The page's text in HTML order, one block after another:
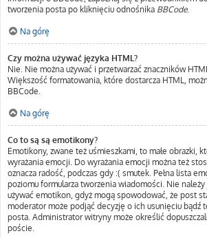
tworzenia posta po kliknięciu odnośnika BBCode.
Na górę
Czy można używać języka HTML?
Nie. Nie można używać i przetwarzać znaczników
Większość formatowania, które dostarcza HTML,
BBCode.
Na górę
Co to są są emotikony?
Emotikony, zwane też uśmieszkami, to małe obrazki,
wyrażania emocji. Do wyrażania emocji można też
oznacza radość, podczas gdy :( smutek. Pełna lista
poziomu formularza tworzenia wiadomości. Nie
używać emotikon, gdyż mogą spowodować, że post
moderator może podjąć decyzję o ich usunięciu bądź
posta. Administrator witryny może określić
poście.